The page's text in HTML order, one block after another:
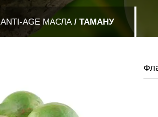
ANTI-AGE МАСЛА / ТАМАНУ